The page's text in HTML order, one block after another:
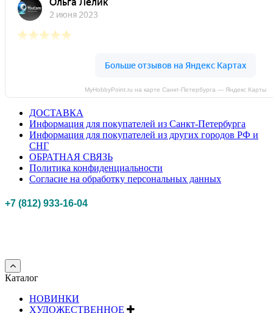
MyHobbyPoint.ru на карте Санкт‑Петербурга — Яндекс Карты
ДОСТАВКА
Информация для покупателей из Санкт-Петербурга
Информация для покупателей из других городов РФ и
СНГ
ОБРАТНАЯ СВЯЗЬ
Политика конфиденциальности
Согласие на обработку персональных данных
+7 (812) 933-16-04
Каталог
НОВИНКИ
ХУДОЖЕСТВЕННОЕ